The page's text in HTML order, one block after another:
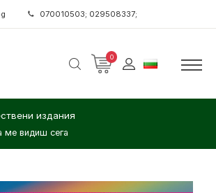
070010503; 029508337;
0
издания
видиш сега